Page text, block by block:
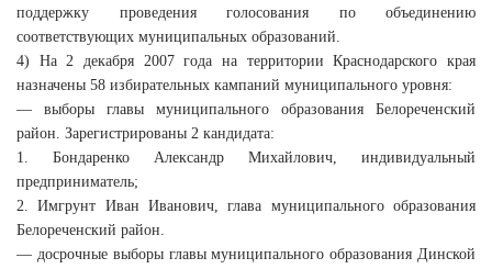
поддержку проведения голосования по объединению
соответствующих муниципальных образований.
4) На 2 декабря 2007 года на территории Краснодарского края
назначены 58 избирательных кампаний муниципального уровня:
— выборы главы муниципального образования Белореченский
район. Зарегистрированы 2 кандидата:
1. Бондаренко Александр Михайлович, индивидуальный
предприниматель;
2. Имгрунт Иван Иванович, глава муниципального образования
Белореченский район.
— досрочные выборы главы муниципального образования Динской